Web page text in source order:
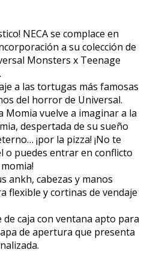
NECA se complace en
a su colección de
Monsters x Teenage
a las tortugas más famosas
del horror de Universal.
Momia vuelve a imaginar a la
despertada de su sueño
¡por la pizza! ¡No te
o puedes entrar en conflicto
ankh, cabezas y manos
flexible y cortinas de vendaje
caja con ventana apto para
de apertura que presenta